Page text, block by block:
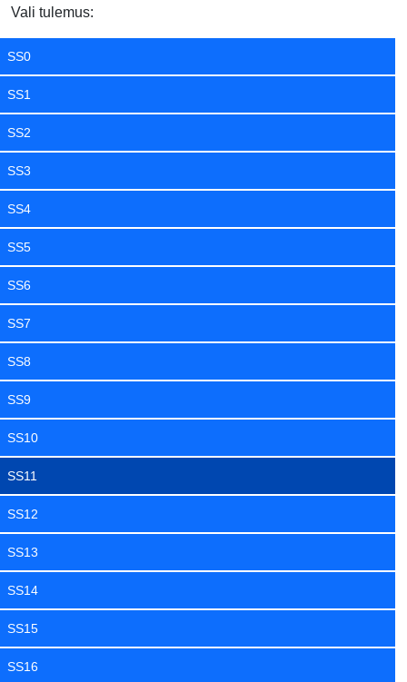
Vali tulemus:
SS0
SS1
SS2
SS3
SS4
SS5
SS6
SS7
SS8
SS9
SS10
SS11
SS12
SS13
SS14
SS15
SS16